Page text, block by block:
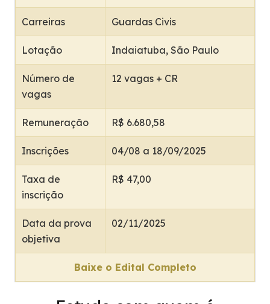
Carreiras Guardas Civis
Lotação Indaiatuba, São Paulo
Número de
vagas
12 vagas + CR
Remuneração R$ 6.680,58
Inscrições 04/08 a 18/09/2025
Taxa de
inscrição
R$ 47,00
Data da prova
objetiva
02/11/2025
Baixe o Edital Completo